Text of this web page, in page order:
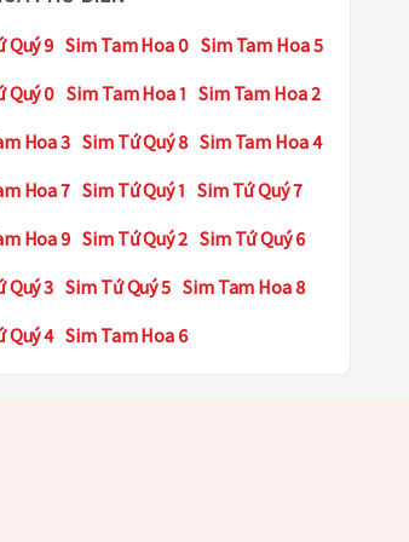
Quý 9 Sim Tam Hoa 0 Sim Tam Hoa 5
Quý 0 Sim Tam Hoa 1 Sim Tam Hoa 2
Hoa 3 Sim Tứ Quý 8 Sim Tam Hoa 4
Hoa 7 Sim Tứ Quý 1 Sim Tứ Quý 7
Hoa 9 Sim Tứ Quý 2 Sim Tứ Quý 6
Quý 3 Sim Tứ Quý 5 Sim Tam Hoa 8
Quý 4 Sim Tam Hoa 6